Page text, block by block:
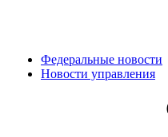
Федеральные новости
Новости управления